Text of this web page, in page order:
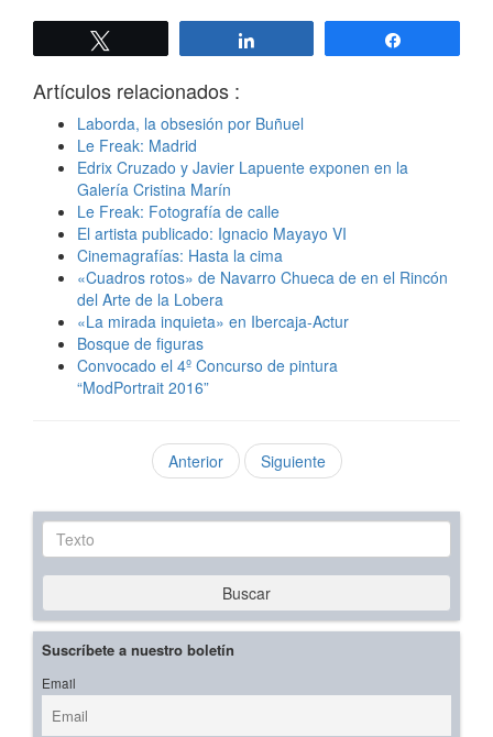
Artículos relacionados :
Laborda, la obsesión por Buñuel
Le Freak: Madrid
Edrix Cruzado y Javier Lapuente exponen en la
Galería Cristina Marín
Le Freak: Fotografía de calle
El artista publicado: Ignacio Mayayo VI
Cinemagrafías: Hasta la cima
«Cuadros rotos» de Navarro Chueca de en el Rincón
del Arte de la Lobera
«La mirada inquieta» en Ibercaja-Actur
Bosque de figuras
Convocado el 4º Concurso de pintura
“ModPortrait 2016”
Anterior Siguiente
Texto
Buscar
Suscríbete a nuestro boletín
Email